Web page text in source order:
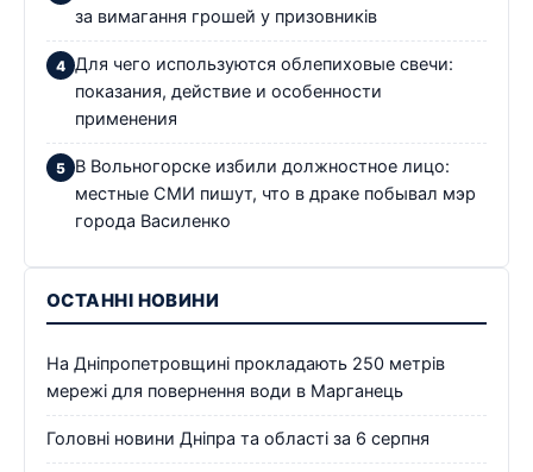
за вимагання грошей у призовників
Для чего используются облепиховые свечи:
показания, действие и особенности
применения
В Вольногорске избили должностное лицо:
местные СМИ пишут, что в драке побывал мэр
города Василенко
ОСТАННІ НОВИНИ
На Дніпропетровщині прокладають 250 метрів
мережі для повернення води в Марганець
Головні новини Дніпра та області за 6 серпня